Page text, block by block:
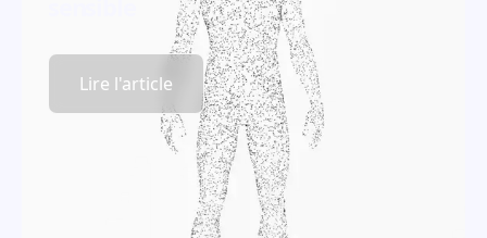
Lire l'article